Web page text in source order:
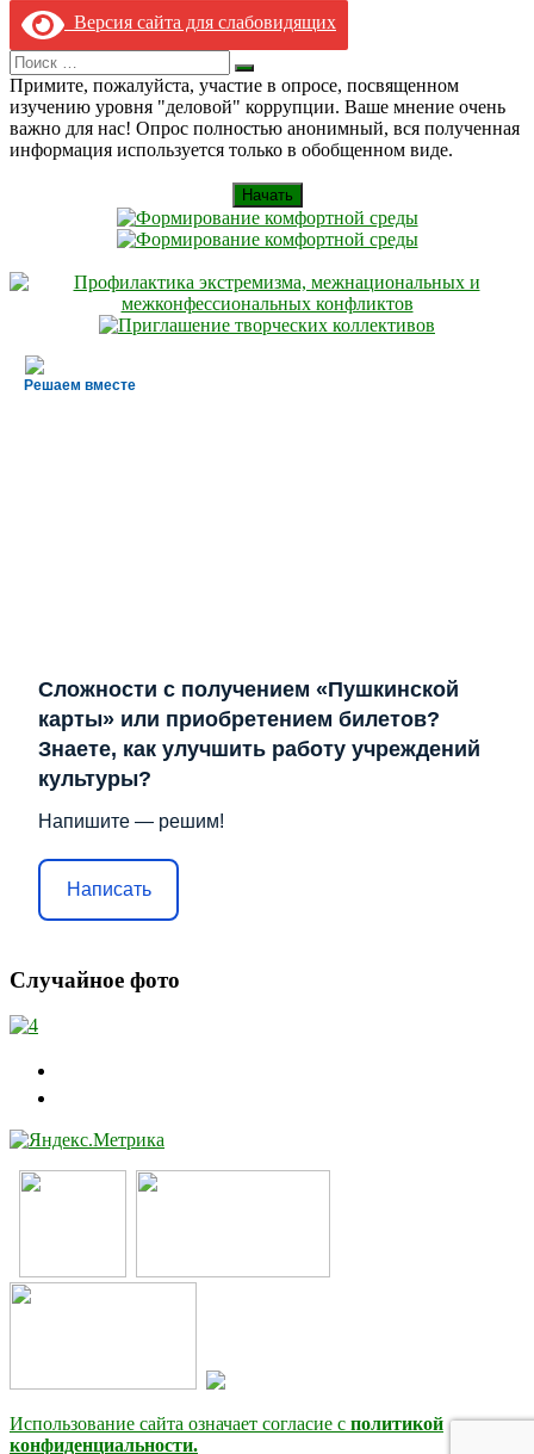
Версия сайта для слабовидящих
Search
for:
Искать
Примите, пожалуйста, участие в опросе, посвященном
изучению уровня "деловой" коррупции. Ваше мнение очень
важно для нас! Опрос полностью анонимный, вся полученная
информация используется только в обобщенном виде.
Начать
Решаем вместе
Сложности с получением «Пушкинской
карты» или приобретением билетов?
Знаете, как улучшить работу учреждений
культуры?
Напишите — решим!
Написать
Случайное фото
Использование сайта означает согласие с политикой
конфиденциальности.